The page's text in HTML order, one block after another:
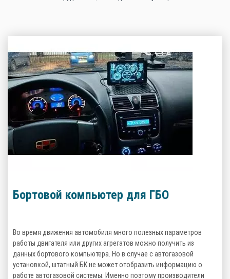
Бортовой компьютер для ГБО
Во время движения автомобиля много полезных параметров
работы двигателя или других агрегатов можно получить из
данных бортового компьютера. Но в случае с автогазовой
установкой, штатный БК не может отобразить информацию о
работе автогазовой системы. Именно поэтому производители